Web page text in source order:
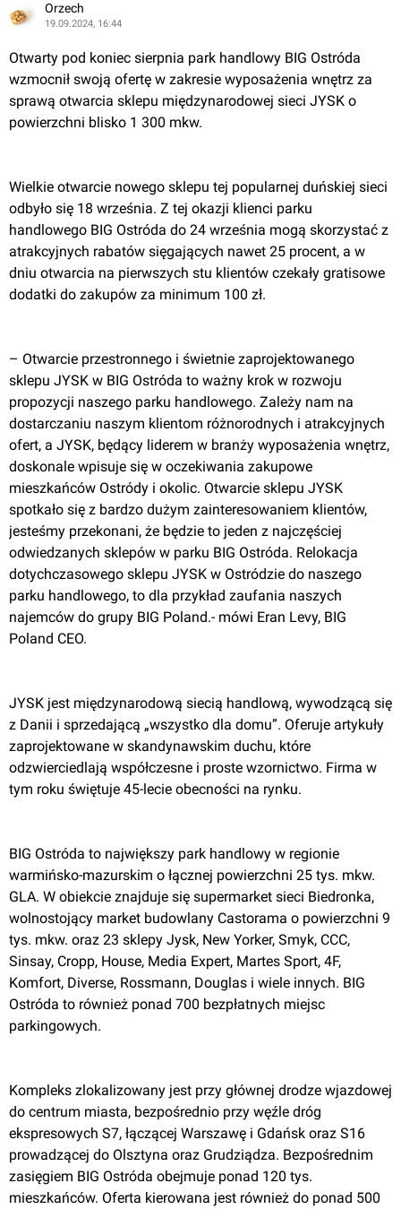
Orzech
19.09.2024, 16:44
Otwarty pod koniec sierpnia park handlowy BIG Ostróda
wzmocnił swoją ofertę w zakresie wyposażenia wnętrz za
sprawą otwarcia sklepu międzynarodowej sieci JYSK o
powierzchni blisko 1 300 mkw.
Wielkie otwarcie nowego sklepu tej popularnej duńskiej sieci
odbyło się 18 września. Z tej okazji klienci parku
handlowego BIG Ostróda do 24 września mogą skorzystać z
atrakcyjnych rabatów sięgających nawet 25 procent, a w
dniu otwarcia na pierwszych stu klientów czekały gratisowe
dodatki do zakupów za minimum 100 zł.
– Otwarcie przestronnego i świetnie zaprojektowanego
sklepu JYSK w BIG Ostróda to ważny krok w rozwoju
propozycji naszego parku handlowego. Zależy nam na
dostarczaniu naszym klientom różnorodnych i atrakcyjnych
ofert, a JYSK, będący liderem w branży wyposażenia wnętrz,
doskonale wpisuje się w oczekiwania zakupowe
mieszkańców Ostródy i okolic. Otwarcie sklepu JYSK
spotkało się z bardzo dużym zainteresowaniem klientów,
jesteśmy przekonani, że będzie to jeden z najczęściej
odwiedzanych sklepów w parku BIG Ostróda. Relokacja
dotychczasowego sklepu JYSK w Ostródzie do naszego
parku handlowego, to dla przykład zaufania naszych
najemców do grupy BIG Poland.- mówi Eran Levy, BIG
Poland CEO.
JYSK jest międzynarodową siecią handlową, wywodzącą się
z Danii i sprzedającą „wszystko dla domu”. Oferuje artykuły
zaprojektowane w skandynawskim duchu, które
odzwierciedlają współczesne i proste wzornictwo. Firma w
tym roku świętuje 45-lecie obecności na rynku.
BIG Ostróda to największy park handlowy w regionie
warmińsko-mazurskim o łącznej powierzchni 25 tys. mkw.
GLA. W obiekcie znajduje się supermarket sieci Biedronka,
wolnostojący market budowlany Castorama o powierzchni 9
tys. mkw. oraz 23 sklepy Jysk, New Yorker, Smyk, CCC,
Sinsay, Cropp, House, Media Expert, Martes Sport, 4F,
Komfort, Diverse, Rossmann, Douglas i wiele innych. BIG
Ostróda to również ponad 700 bezpłatnych miejsc
parkingowych.
Kompleks zlokalizowany jest przy głównej drodze wjazdowej
do centrum miasta, bezpośrednio przy węźle dróg
ekspresowych S7, łączącej Warszawę i Gdańsk oraz S16
prowadzącej do Olsztyna oraz Grudziądza. Bezpośrednim
zasięgiem BIG Ostróda obejmuje ponad 120 tys.
mieszkańców. Oferta kierowana jest również do ponad 500